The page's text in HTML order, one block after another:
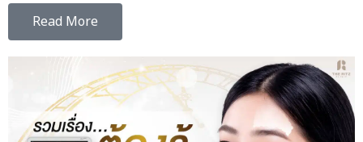
Read More